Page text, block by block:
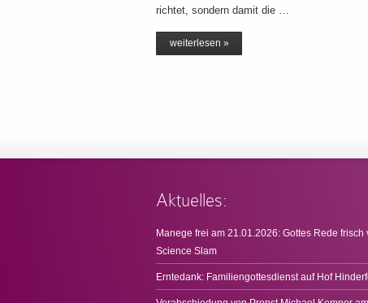
richtet, sondern damit die …
weiterlesen »
Aktuelles:
Manege frei am 21.01.2026: Gottes Rede
Science Slam
Erntedank: Familiengottesdienst auf Hof